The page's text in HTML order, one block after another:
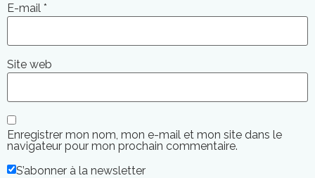
E-mail *
Site web
Enregistrer mon nom, mon e-mail et mon site dans le
navigateur pour mon prochain commentaire.
S’abonner à la newsletter